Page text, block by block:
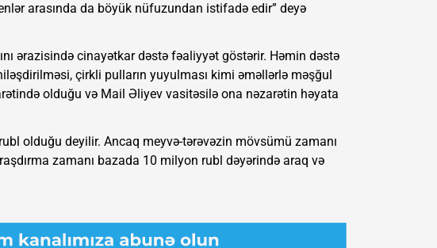
arasında da böyük nüfuzundan istifadə edir” deyə
ərazisində cinayətkar dəstə fəaliyyət göstərir. Həmin dəstə
çirkli pulların yuyulması kimi əməllərlə məşğul
olduğu və Mail Əliyev vasitəsilə ona nəzarətin həyata
olduğu deyilir. Ancaq meyvə-tərəvəzin mövsümü zamanı
zamanı bazada 10 milyon rubl dəyərində araq və